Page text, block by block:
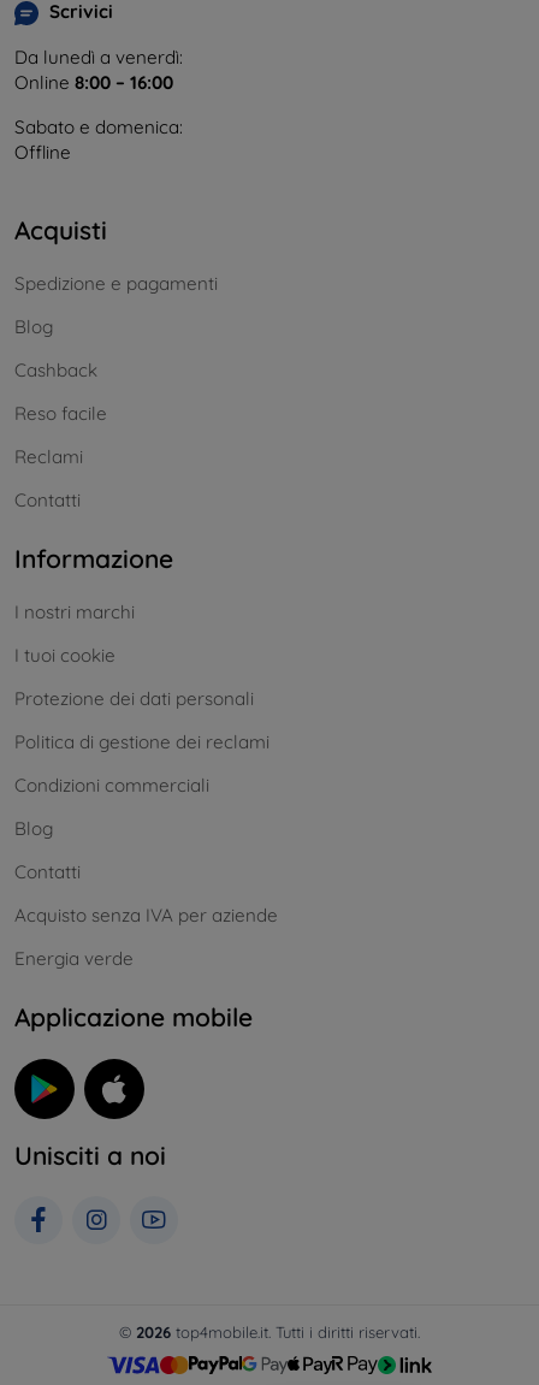
Scrivici
Da lunedì a venerdì:
Online 8:00 – 16:00
Sabato e domenica:
Offline
Acquisti
Spedizione e pagamenti
Blog
Cashback
Reso facile
Reclami
Contatti
Informazione
I nostri marchi
I tuoi cookie
Protezione dei dati personali
Politica di gestione dei reclami
Condizioni commerciali
Blog
Contatti
Acquisto senza IVA per aziende
Energia verde
Applicazione mobile
Unisciti a noi
© 2026 top4mobile.it. Tutti i diritti riservati.